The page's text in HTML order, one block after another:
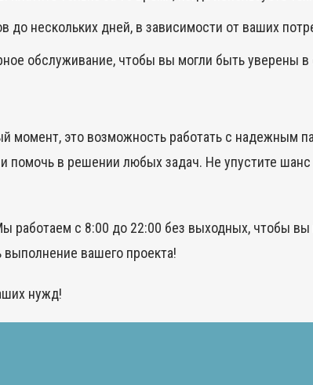
нескольких дней, в зависимости от ваших
обслуживание, чтобы вы могли быть уверены
момент, это возможность работать с надежным
в решении любых задач. Не упустите
с 8:00 до 22:00 без выходных, чтобы вы
вашего проекта!
нужд!